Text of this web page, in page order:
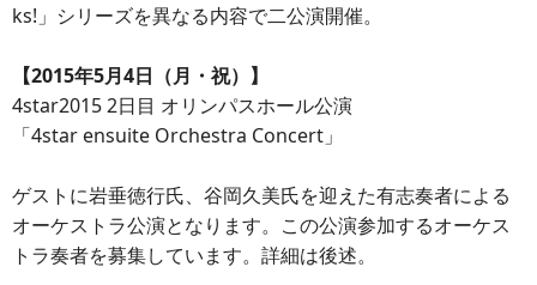
ks!」シリーズを異なる内容で二公演開催。
【2015年5月4日（月・祝）】
4star2015 2日目 オリンパスホール公演
「4star ensuite Orchestra Concert」
ゲストに岩垂徳行氏、谷岡久美氏を迎えた有志奏者による
オーケストラ公演となります。この公演参加するオーケス
トラ奏者を募集しています。詳細は後述。